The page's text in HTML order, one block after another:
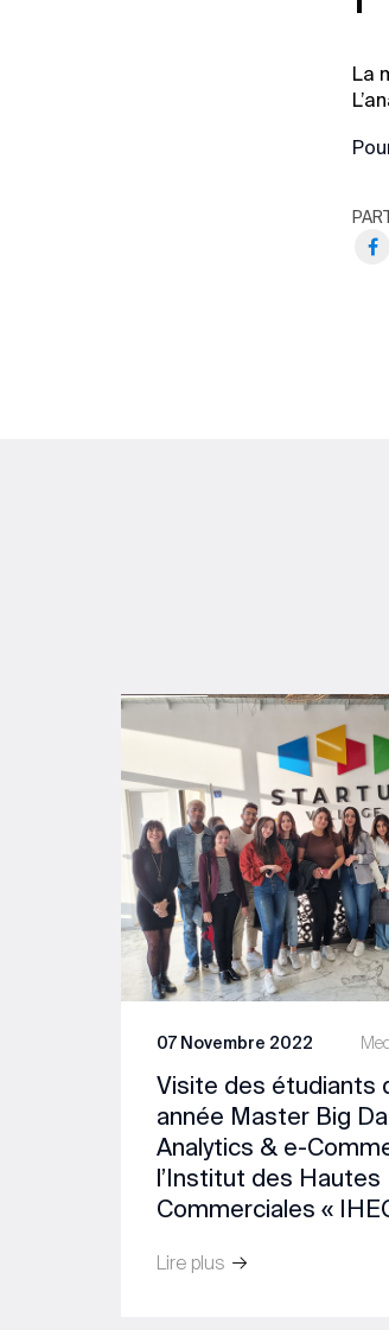
La
07 Novembre 2022
Visite des étudiants
année Master Big
Analytics & e-
l’Institut des Hautes
Commerciales «
Lire plus